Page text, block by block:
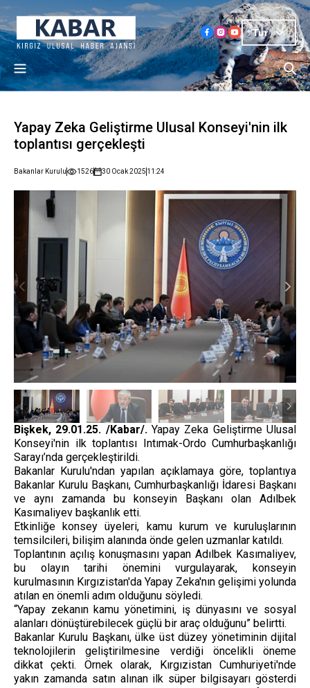
Tur
Yapay Zeka Geliştirme Ulusal Konseyi'nin ilk
toplantısı gerçekleşti
Bakanlar Kurulu 1526 30 Ocak 2025 11:24
Bişkek, 29.01.25. /Kabar/.Yapay Zeka Geliştirme Ulusal
Konseyi'nin ilk toplantısı Intımak-Ordo Cumhurbaşkanlığı
Sarayı’nda gerçekleştirildi.
Bakanlar Kurulu'ndan yapılan açıklamaya göre, toplantıya
Bakanlar Kurulu Başkanı, Cumhurbaşkanlığı İdaresi Başkanı
ve aynı zamanda bu konseyin Başkanı olan Adılbek
Kasımaliyev başkanlık etti.
Etkinliğe konsey üyeleri, kamu kurum ve kuruluşlarının
temsilcileri, bilişim alanında önde gelen uzmanlar katıldı.
Toplantının açılış konuşmasını yapan Adılbek Kasımaliyev,
bu olayın tarihi önemini vurgulayarak, konseyin
kurulmasının Kırgızistan'da Yapay Zeka'nın gelişimi yolunda
atılan en önemli adım olduğunu söyledi.
“Yapay zekanın kamu yönetimini, iş dünyasını ve sosyal
alanları dönüştürebilecek güçlü bir araç olduğunu” belirtti.
Bakanlar Kurulu Başkanı, ülke üst düzey yönetiminin dijital
teknolojilerin geliştirilmesine verdiği öncelikli öneme
dikkat çekti. Örnek olarak, Kırgızistan Cumhuriyeti'nde
yakın zamanda satın alınan ilk süper bilgisayarı gösterdi